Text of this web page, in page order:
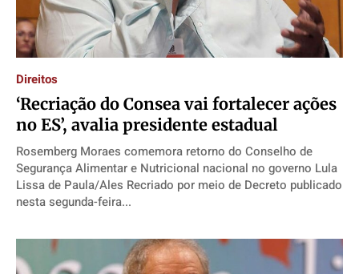
Direitos
‘Recriação do Consea vai fortalecer ações
no ES’, avalia presidente estadual
Rosemberg Moraes comemora retorno do Conselho de
Segurança Alimentar e Nutricional nacional no governo Lula
Lissa de Paula/Ales Recriado por meio de Decreto publicado
nesta segunda-feira...